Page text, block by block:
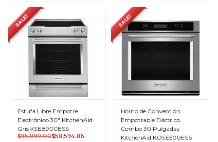
SALE!
Estufa Libre Empotre
Electrónico 30" KitchenAid
Gris KSEB900ESS
$95,899.00$58,594.86
SALE!
Horno de Convección
Empotrable Eléctrico
Combo 30 Pulgadas
KitchenAid KOSE500ESS